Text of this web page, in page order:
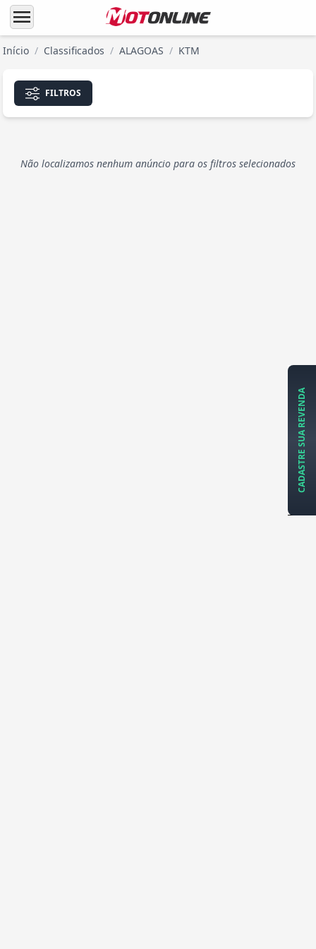
menu
Início / Classificados / ALAGOAS / KTM
FILTROS
Não localizamos nenhum anúncio para os filtros selecionados
CADASTRE SUA REVENDA